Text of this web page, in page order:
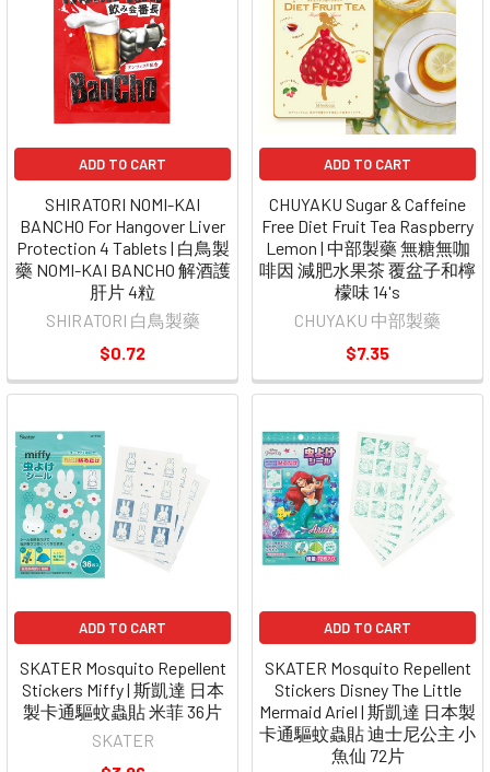
ADD TO CART
SHIRATORI NOMI-KAI
BANCHO For Hangover Liver
Protection 4 Tablets | 白鳥製
藥 NOMI-KAI BANCHO 解酒護
肝片 4粒
SHIRATORI 白鳥製藥
$0.72
ADD TO CART
CHUYAKU Sugar & Caffeine
Free Diet Fruit Tea Raspberry
Lemon | 中部製藥 無糖無咖
啡因 減肥水果茶 覆盆子和檸
檬味 14's
CHUYAKU 中部製藥
$7.35
ADD TO CART
SKATER Mosquito Repellent
Stickers Miffy | 斯凱達 日本
製卡通驅蚊蟲貼 米菲 36片
SKATER
ADD TO CART
SKATER Mosquito Repellent
Stickers Disney The Little
Mermaid Ariel | 斯凱達 日本製
卡通驅蚊蟲貼 迪士尼公主 小
魚仙 72片